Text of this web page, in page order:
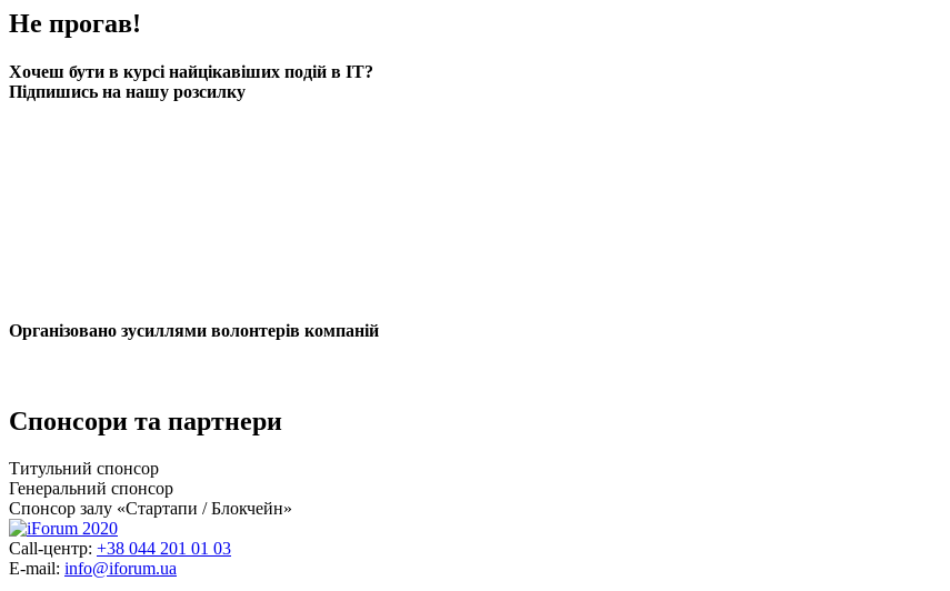
Не прогав!
Хочеш бути в курсі найцікавіших подій в ІТ?
Підпишись на нашу розсилку
Організовано зусиллями волонтерів компаній
Спонсори та партнери
Титульний спонсор
Генеральний спонсор
Спонсор залу «Стартапи / Блокчейн»
Call-центр: +38 044 201 01 03
E-mail: info@iforum.ua